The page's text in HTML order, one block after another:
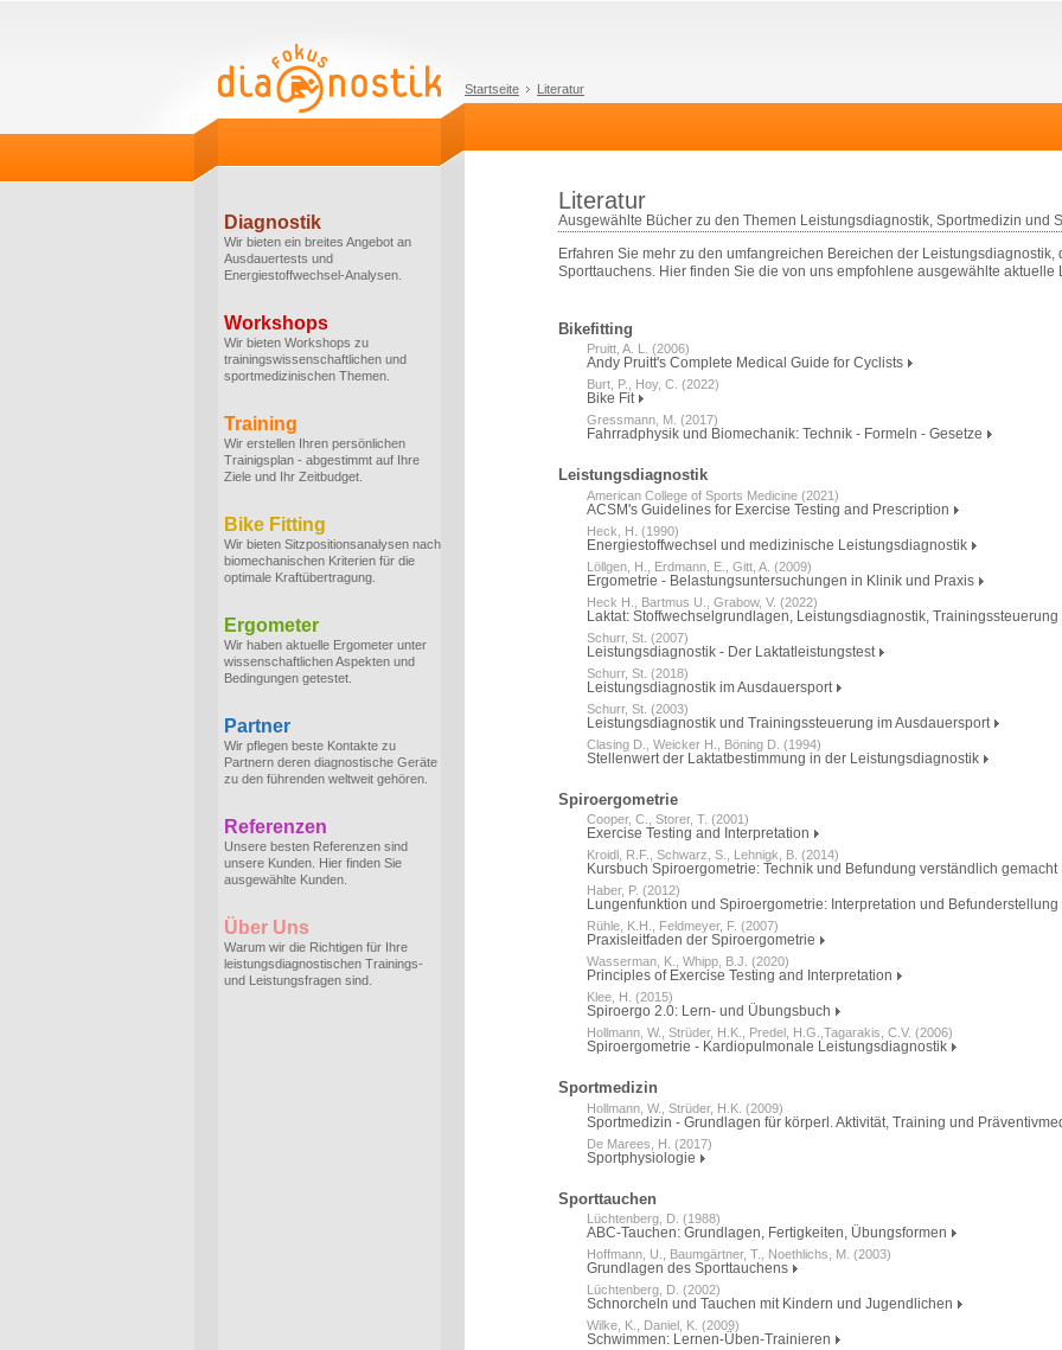
Startseite Literatur
Diagnostik
Wir bieten ein breites Angebot an
Ausdauertests und
Energiestoffwechsel-Analysen.
Workshops
Wir bieten Workshops zu
trainingswissenschaftlichen und
sportmedizinischen Themen.
Training
Wir erstellen Ihren persönlichen
Trainigsplan - abgestimmt auf Ihre
Ziele und Ihr Zeitbudget.
Bike Fitting
Wir bieten Sitzpositionsanalysen nach
biomechanischen Kriterien für die
optimale Kraftübertragung.
Ergometer
Wir haben aktuelle Ergometer unter
wissenschaftlichen Aspekten und
Bedingungen getestet.
Partner
Wir pflegen beste Kontakte zu
Partnern deren diagnostische Geräte
zu den führenden weltweit gehören.
Referenzen
Unsere besten Referenzen sind
unsere Kunden. Hier finden Sie
ausgewählte Kunden.
Über Uns
Warum wir die Richtigen für Ihre
leistungsdiagnostischen Trainings-
und Leistungsfragen sind.
Literatur
Ausgewählte Bücher zu den Themen Leistungsdiagnostik, Sportmedizin und
Erfahren Sie mehr zu den umfangreichen Bereichen der Leistungsdiagnostik,
Sporttauchens. Hier finden Sie die von uns empfohlene ausgewählte aktuelle
Bikefitting
Pruitt, A. L. (2006)
Andy Pruitt's Complete Medical Guide for Cyclists
Burt, P., Hoy, C. (2022)
Bike Fit
Gressmann, M. (2017)
Fahrradphysik und Biomechanik: Technik - Formeln - Gesetze
Leistungsdiagnostik
American College of Sports Medicine (2021)
ACSM's Guidelines for Exercise Testing and Prescription
Heck, H. (1990)
Energiestoffwechsel und medizinische Leistungsdiagnostik
Löllgen, H., Erdmann, E., Gitt, A. (2009)
Ergometrie - Belastungsuntersuchungen in Klinik und Praxis
Heck H., Bartmus U., Grabow, V. (2022)
Laktat: Stoffwechselgrundlagen, Leistungsdiagnostik, Trainingssteuerung
Schurr, St. (2007)
Leistungsdiagnostik - Der Laktatleistungstest
Schurr, St. (2018)
Leistungsdiagnostik im Ausdauersport
Schurr, St. (2003)
Leistungsdiagnostik und Trainingssteuerung im Ausdauersport
Clasing D., Weicker H., Böning D. (1994)
Stellenwert der Laktatbestimmung in der Leistungsdiagnostik
Spiroergometrie
Cooper, C., Storer, T. (2001)
Exercise Testing and Interpretation
Kroidl, R.F., Schwarz, S., Lehnigk, B. (2014)
Kursbuch Spiroergometrie: Technik und Befundung verständlich gemacht
Haber, P. (2012)
Lungenfunktion und Spiroergometrie: Interpretation und Befunderstellung
Rühle, K.H., Feldmeyer, F. (2007)
Praxisleitfaden der Spiroergometrie
Wasserman, K., Whipp, B.J. (2020)
Principles of Exercise Testing and Interpretation
Klee, H. (2015)
Spiroergo 2.0: Lern- und Übungsbuch
Hollmann, W., Strüder, H.K., Predel, H.G.,Tagarakis, C.V. (2006)
Spiroergometrie - Kardiopulmonale Leistungsdiagnostik
Sportmedizin
Hollmann, W., Strüder, H.K. (2009)
Sportmedizin - Grundlagen für körperl. Aktivität, Training und
De Marees, H. (2017)
Sportphysiologie
Sporttauchen
Lüchtenberg, D. (1988)
ABC-Tauchen: Grundlagen, Fertigkeiten, Übungsformen
Hoffmann, U., Baumgärtner, T., Noethlichs, M. (2003)
Grundlagen des Sporttauchens
Lüchtenberg, D. (2002)
Schnorcheln und Tauchen mit Kindern und Jugendlichen
Wilke, K., Daniel, K. (2009)
Schwimmen: Lernen-Üben-Trainieren